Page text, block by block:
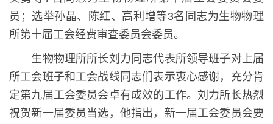
员；选举孙晶、陈红、高利增等3名同志为生物物理
所第十届工会经费审查委员会委员。
生物物理所所长刘力同志代表所领导班子对上届
所工会班子和工会战线同志们表示衷心感谢，充分肯
定第九届工会委员会卓有成效的工作。刘力所长热烈
祝贺新一届委员当选，他指出，新一届工会委员会要